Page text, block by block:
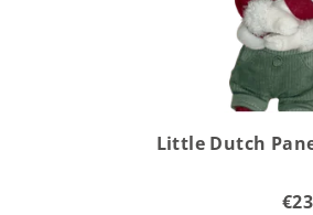
Little Dutch